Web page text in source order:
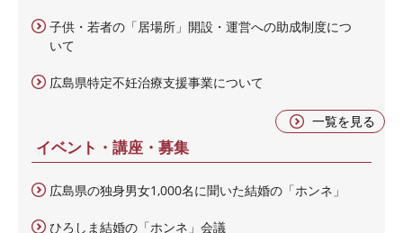
子供・若者の「居場所」開設・運営への助成制度につ
いて
広島県特定不妊治療支援事業について
一覧を見る
イベント・講座・募集
広島県の独身男女1,000名に聞いた結婚の「ホンネ」
ひろしま結婚の「ホンネ」会議